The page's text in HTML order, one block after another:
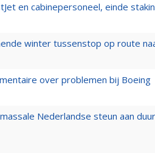
en cabinepersoneel, einde
winter tussenstop op route
over problemen bij Boeing
Nederlandse steun aan